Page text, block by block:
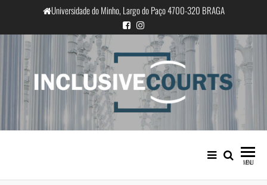
o
conteúdo
Universidade do Minho, Largo do Paço 4700-320 BRAGA
InclusiveCourts
Igualdade e diferença cultural na
prática judicial portuguesa
MENU